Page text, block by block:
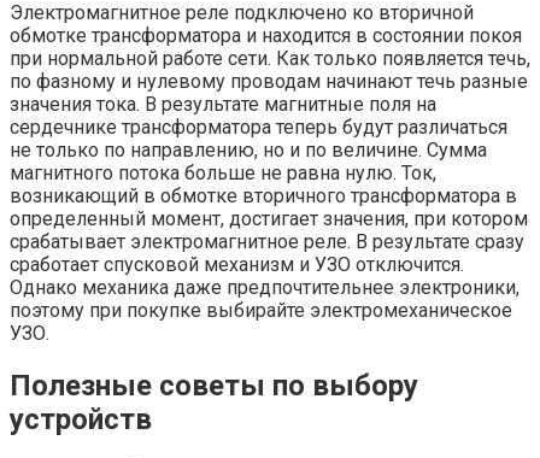
Электромагнитное реле подключено ко вторичной
обмотке трансформатора и находится в состоянии покоя
при нормальной работе сети. Как только появляется течь,
по фазному и нулевому проводам начинают течь разные
значения тока. В результате магнитные поля на
сердечнике трансформатора теперь будут различаться
не только по направлению, но и по величине. Сумма
магнитного потока больше не равна нулю. Ток,
возникающий в обмотке вторичного трансформатора в
определенный момент, достигает значения, при котором
срабатывает электромагнитное реле. В результате сразу
сработает спусковой механизм и УЗО отключится.
Однако механика даже предпочтительнее электроники,
поэтому при покупке выбирайте электромеханическое
УЗО.
Полезные советы по выбору
устройств